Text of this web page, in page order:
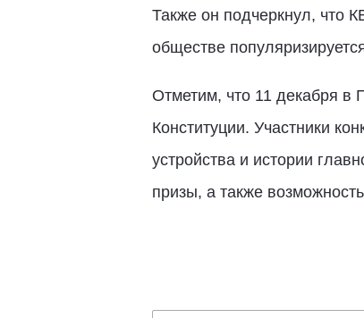
Также он подчеркнул, что
обществе
Отметим, что 11 декабря в
Конституции. Участники
устройства и истории
призы, а также